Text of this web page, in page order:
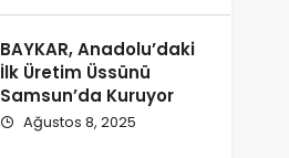
BAYKAR, Anadolu’daki
İlk Üretim Üssünü
Samsun’da Kuruyor
Ağustos 8, 2025